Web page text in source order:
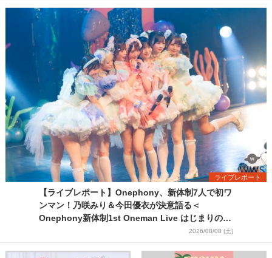
ライブレポート
【ライブレポート】Onephony、新体制7人で初ワ
ンマン！乃咲みり＆今田優衣が決意語る＜
Onephony新体制1st Oneman Live はじまりの夏
2026/08/08 (土)